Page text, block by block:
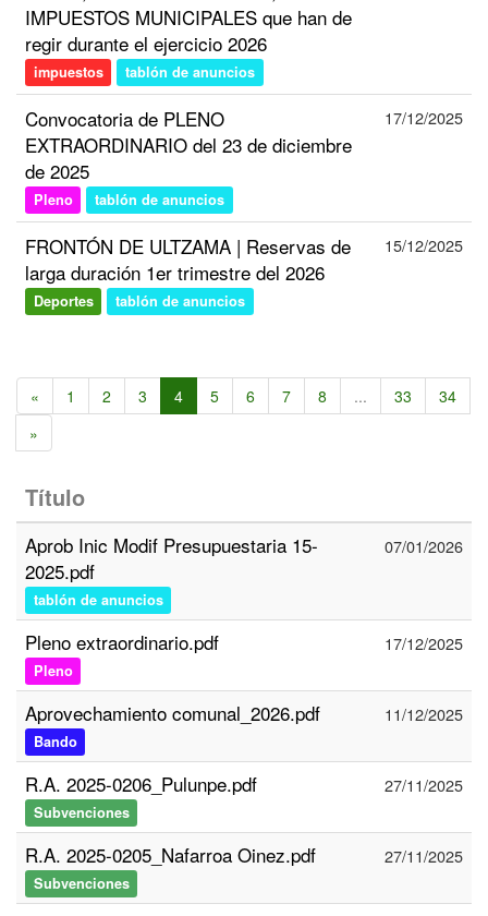
IMPUESTOS MUNICIPALES que han de
regir durante el ejercicio 2026
impuestos tablón de anuncios
Convocatoria de PLENO
EXTRAORDINARIO del 23 de diciembre
de 2025
Pleno tablón de anuncios
17/12/2025
FRONTÓN DE ULTZAMA | Reservas de
larga duración 1er trimestre del 2026
Deportes tablón de anuncios
15/12/2025
« 1 2 3 4 5 6 7 8 ... 33
34
»
Título
Aprob Inic Modif Presupuestaria 15-
2025.pdf
tablón de anuncios
07/01/2026
Pleno extraordinario.pdf
Pleno
17/12/2025
Aprovechamiento comunal_2026.pdf
Bando
11/12/2025
R.A. 2025-0206_Pulunpe.pdf
Subvenciones
27/11/2025
R.A. 2025-0205_Nafarroa Oinez.pdf
Subvenciones
27/11/2025